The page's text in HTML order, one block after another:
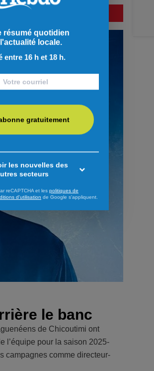
le banc
de Chicoutimi ont
l’équipe pour la saison 2025-
campagnes comme directeur-
résumé quotidien
locale.
entre 16 h et 18 h.
gratuitement
les nouvelles des
secteurs
reCAPTCHA et les politiques de
d'utilisation de Google s'appliquent.